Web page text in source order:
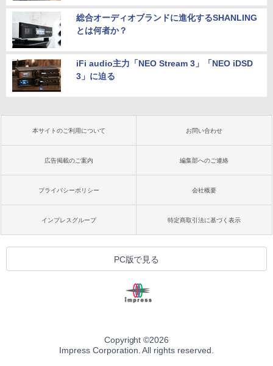
総合オーディオブランドに進化するSHANLING
とは何者か？
iFi audio主力「NEO Stream 3」「NEO iDSD
3」に迫る
本サイトのご利用について お問い合わせ
広告掲載のご案内 編集部へのご連絡
プライバシーポリシー 会社概要
インプレスグループ 特定商取引法に基づく表示
PC版で見る
Copyright ©2026
Impress Corporation. All rights reserved.